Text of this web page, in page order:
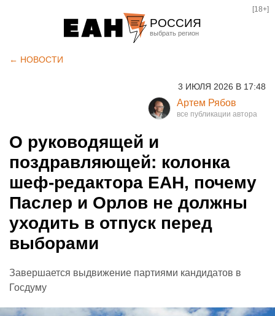
РОССИЯ
Курган
Оренбург
[18+]
← НОВОСТИ
3 ИЮЛЯ 2026 В 17:48
Артем Рябов
О руководящей и
поздравляющей: колонка
шеф-редактора ЕАН, почему
Паслер и Орлов не должны
уходить в отпуск перед
выборами
Завершается выдвижение партиями кандидатов в
Госдуму